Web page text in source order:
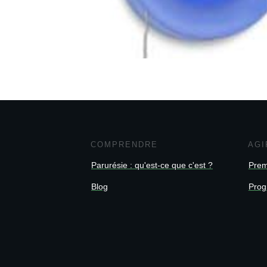
COMPRENDRE
Parurésie : qu'est-ce que c'est ?
Blog